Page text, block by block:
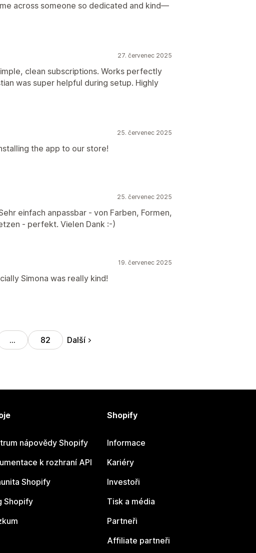
across someone so dedicated and kind—
27. červenec 2025
clean subscriptions. Works perfectly
was super helpful during setup. Highly
25. červenec 2025
the app to our store!
25. červenec 2025
einfach anpassbar - von Farben, Formen,
- perfekt. Vielen Dank :-)
19. červenec 2025
Simona was really kind!
… 82 Další
nápovědy Shopify
k rozhraní API
Shopify
Shopify
Shopify
Informace
Kariéry
Investoři
Tisk a média
Partneři
Affiliate partneři